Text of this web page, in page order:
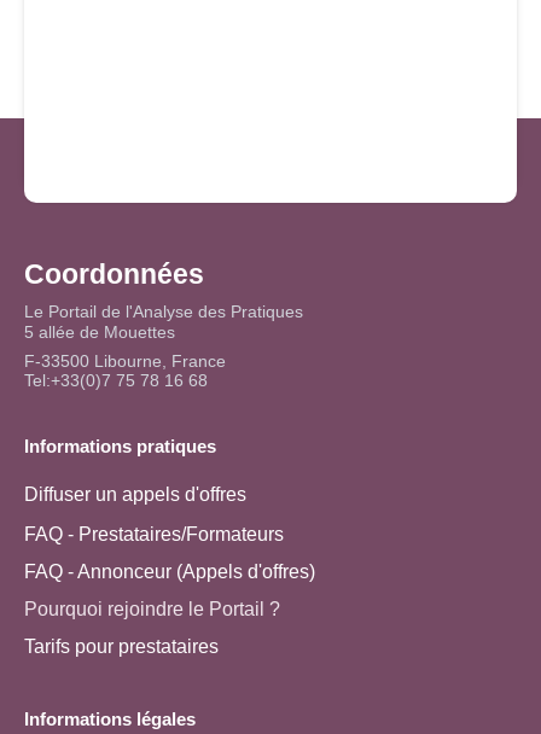
Coordonnées
Le Portail de l'Analyse des Pratiques
5 allée de Mouettes
F-33500 Libourne, France
Tel:+33(0)7 75 78 16 68
Informations pratiques
Diffuser un appels d'offres
FAQ - Prestataires/Formateurs
FAQ - Annonceur (Appels d'offres)
Pourquoi rejoindre le Portail ?
Tarifs pour prestataires
Informations légales